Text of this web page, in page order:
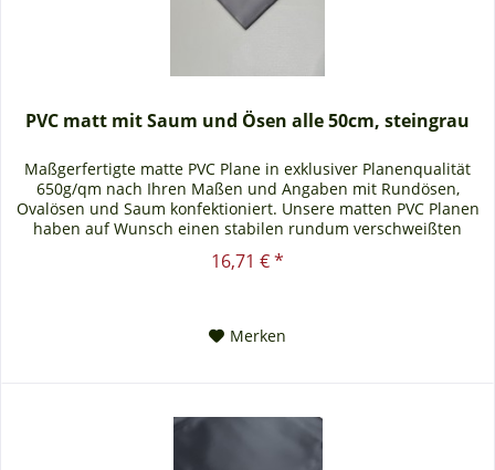
PVC matt mit Saum und Ösen alle 50cm, steingrau
Maßgerfertigte matte PVC Plane in exklusiver Planenqualität
650g/qm nach Ihren Maßen und Angaben mit Rundösen,
Ovalösen und Saum konfektioniert. Unsere matten PVC Planen
haben auf Wunsch einen stabilen rundum verschweißten
Saum in der...
16,71 € *
Merken